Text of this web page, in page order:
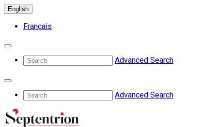
English
Français
Advanced Search
Advanced Search